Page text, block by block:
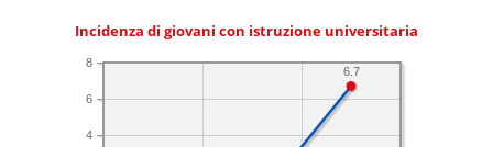
Incidenza di giovani con istruzione universitaria
4
6
8
6.7